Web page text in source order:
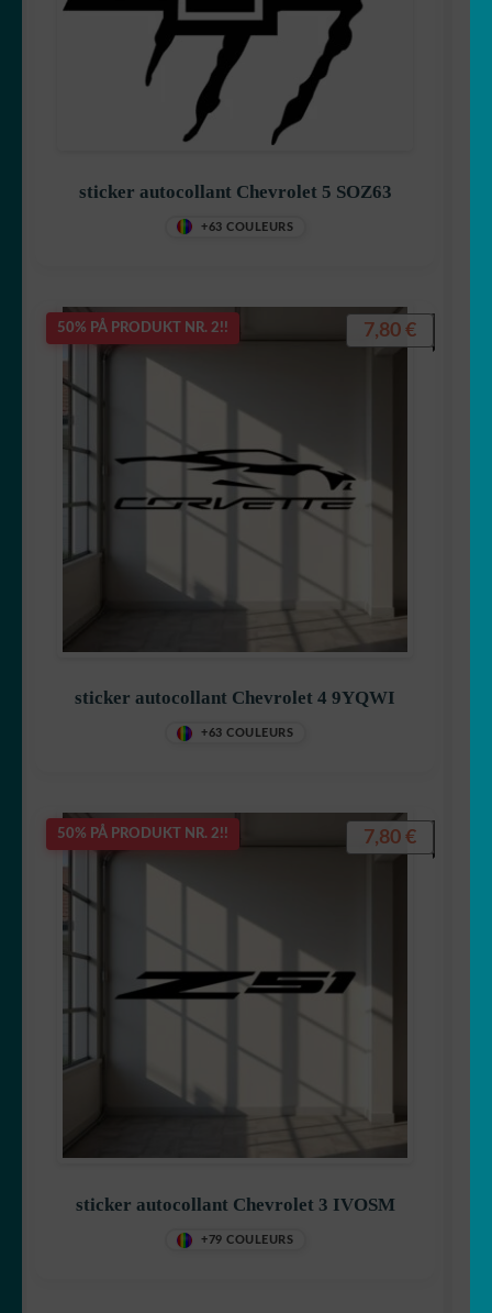
sticker autocollant Chevrolet 5 SOZ63
+63 COULEURS
50% PÅ PRODUKT NR. 2!!
sticker autocollant Chevrolet 4 9YQWI
+63 COULEURS
7,80 €
50% PÅ PRODUKT NR. 2!!
sticker autocollant Chevrolet 3 IVOSM
+79 COULEURS
7,80 €